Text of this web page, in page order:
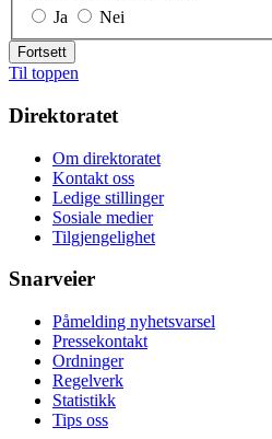
Ja
Nei
Fortsett
Til toppen
Direktoratet
Om direktoratet
Kontakt oss
Ledige stillinger
Sosiale medier
Tilgjengelighet
Snarveier
Påmelding nyhetsvarsel
Pressekontakt
Ordninger
Regelverk
Statistikk
Tips oss